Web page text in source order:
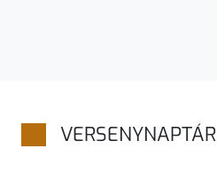
VERSENYNAPTÁR